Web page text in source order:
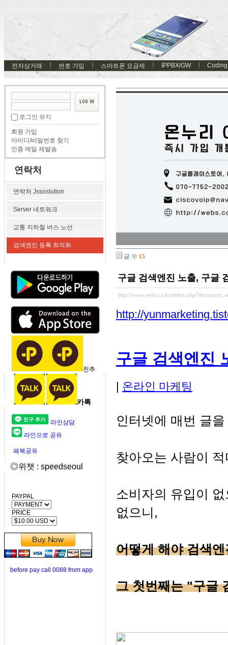
전자상거래 번호 가입 스마트폰 요금제 IPPBX/GW Coding
로그인 유지
회원 가입
아이디/비밀번호 찾기
인증 메일 재발송
연락처
연락처 Jssoslution
Server 네트워크
교통 지하철 버스 노선
검색엔진 등록 최적화
친추
카톡
라인상담
라인으로 공유
페북공유
◎위챗 : speedseoul
PAYPAL
PRICE
before pay call 0088 from app
글 수 15
구글 검색엔진 노출, 구글
http://www.webs.co.kr/
http://
구글 검색엔진
| 온라인 마케팅
인터넷에 매번 글
찾아오는 사람이
소비자의 유입이
없으니,
어떻게 해야 검색
그 첫번째는 "구글